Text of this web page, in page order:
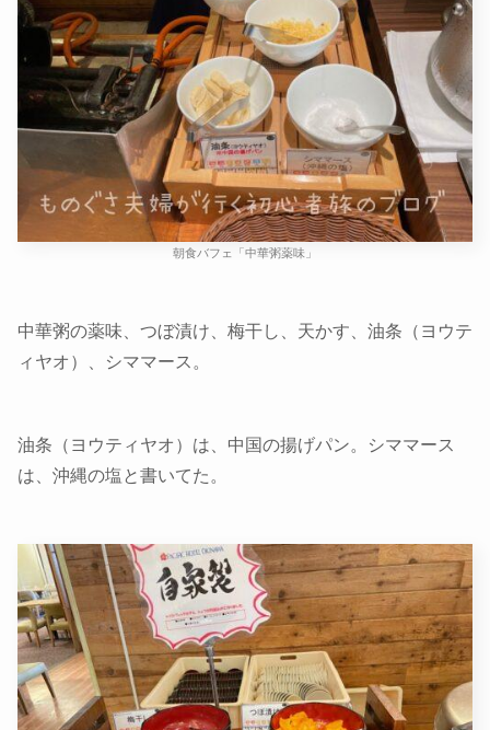
朝食バフェ「中華粥薬味」
中華粥の薬味、つぼ漬け、梅干し、天かす、油条（ヨウテ
ィヤオ）、シママース。
油条（ヨウティヤオ）は、中国の揚げパン。シママース
は、沖縄の塩と書いてた。